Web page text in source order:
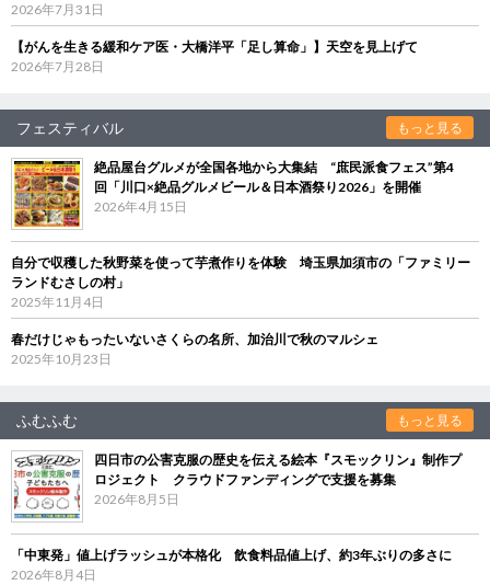
2026年7月31日
【がんを生きる緩和ケア医・大橋洋平「足し算命」】天空を見上げて
2026年7月28日
フェスティバル もっと見る
絶品屋台グルメが全国各地から大集結 “庶民派食フェス”第4
回「川口×絶品グルメビール＆日本酒祭り2026」を開催
2026年4月15日
自分で収穫した秋野菜を使って芋煮作りを体験 埼玉県加須市の「ファミリー
ランドむさしの村」
2025年11月4日
春だけじゃもったいないさくらの名所、加治川で秋のマルシェ
2025年10月23日
ふむふむ もっと見る
四日市の公害克服の歴史を伝える絵本『スモックリン』制作プ
ロジェクト クラウドファンディングで支援を募集
2026年8月5日
「中東発」値上げラッシュが本格化 飲食料品値上げ、約3年ぶりの多さに
2026年8月4日